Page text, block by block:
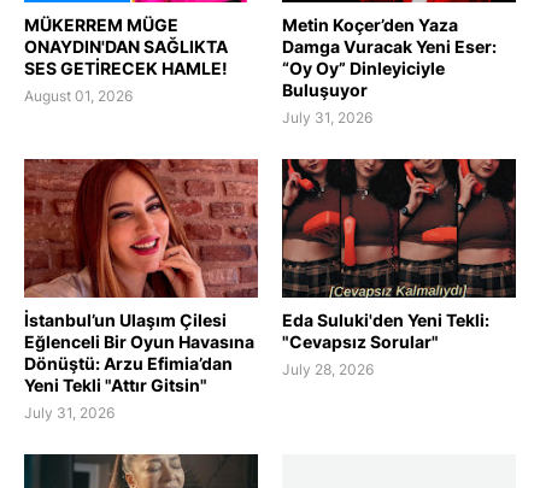
MÜKERREM MÜGE
ONAYDIN'DAN SAĞLIKTA
SES GETİRECEK HAMLE!
August 01, 2026
Metin Koçer’den Yaza
Damga Vuracak Yeni Eser:
“Oy Oy” Dinleyiciyle
Buluşuyor
July 31, 2026
İstanbul’un Ulaşım Çilesi
Eğlenceli Bir Oyun Havasına
Dönüştü: Arzu Efimia’dan
Yeni Tekli "Attır Gitsin"
July 31, 2026
Eda Suluki'den Yeni Tekli:
"Cevapsız Sorular"
July 28, 2026